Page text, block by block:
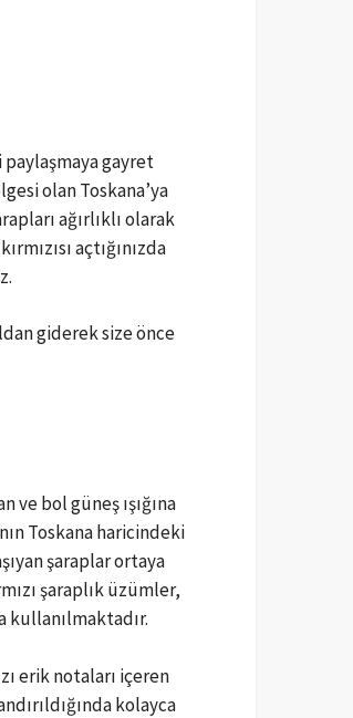
paylaşmaya gayret
olan Toskana’ya
ağırlıklı olarak
açtığınızda
giderek size önce
bol güneş ışığına
Toskana haricindeki
şaraplar ortaya
şaraplık üzümler,
kullanılmaktadır.
erik notaları içeren
kolayca